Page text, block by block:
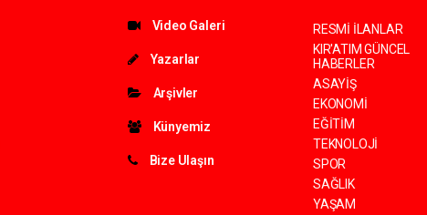
Video Galeri
Yazarlar
Arşivler
Künyemiz
Bize Ulaşın
RESMİ İLANLAR
KIR'ATIM GÜNCEL
HABERLER
ASAYİŞ
EKONOMİ
EĞİTİM
TEKNOLOJİ
SPOR
SAĞLIK
YAŞAM